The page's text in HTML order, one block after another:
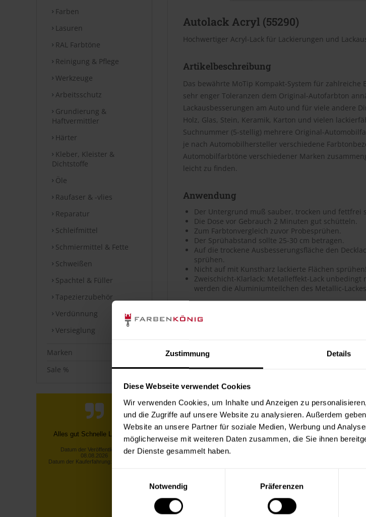
Zustimmung Details
Diese Webseite verwendet Cookies
Wir verwenden Cookies, um Inhalte und Anzeigen zu
und die Zugriffe auf unsere Website zu analysieren. Außerdem
Website an unsere Partner für soziale Medien, Werbung und
möglicherweise mit weiteren Daten zusammen, die Sie ihnen
der Dienste gesammelt haben.
Notwendig
Präferenzen
Farben
Lasuren
RAL Farbtöne
Reinigung & Pflege
Werkzeuge
Arbeitsschutz
Grundierung &
Haftvermittler
Härter
Kleber, Kleister &
Dichtstoffe
Öle
Raufaser & -vlies
Reparatur
Schleifmittel
Schmiermittel & Fette
Schweißen
Spachtel & Füller
Tapezierzubehör
Verdünnung
Versieglung
Marken
Sale %
Telefonische Info, dass nicht die
gesamte bestellte Ware vorrätig
war! Unverzügliche
Rückerstattu...
Autolack Acryl (55290)
Hochwertiger Acryl-Lack für Lackierungen und
Artikelbeschreibung
Das bewährte MoTip Kompakt-System für
sehr enger Toleranzen dem Original-Autofarbton
Lackausbesserungen am Auto und für viele andere
Holz, Glas, Stein, Keramik, Karton und vielen
Suchnummer (5-stellig) mehrere Original-
je nach Automobilhersteller verschiedene
Automobilfarbtöne verschiedener Marken
leicht zu finden.
Anwendung
Der Untergrund muß sauber, trocken und fettfrei
Die Dose vor Gebrauch 2 Minuten gut schütteln.
Zum Farbtonvergleich zuvor Probesprühen.
Der Sprühabstand sollte 25-30 cm betragen.
Auf die trockene Ausbesserungsfläche den
sprühen.
Nicht auf mit Kunstharz lackierte Flächen sprühen!
Zweischicht-Klarlack: Metalleffekt-Lack
werden die Aluminiumteilchen des Metallic-
Artikeldetails
Sehr gute Deckkraft, ausgezeichnete Haftung,
Hohe Oberflächenhärte bei gleichzeitig guter
Guter Verlauf, glatte Oberfläche
Polierfähig, schmutzunempfindliche Oberfläche
Wetterfest, lichtecht, UV-beständig (vergilbungsfrei)
Kratz-, stoß- und schlagfest
Uni- sowie Metallic-Lacke werden durch den
Verbrauch
Die Reichweite beträgt laut Hersteller ca. 3,13 bis
Untergrund. Bei diesen Verbrauchszahlen handelt
Merkblatt.
Datenblätter & Dokumente